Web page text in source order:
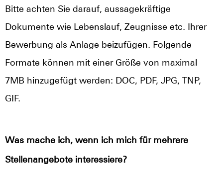
Bitte achten Sie darauf, aussagekräftige
Dokumente wie Lebenslauf, Zeugnisse etc. Ihrer
Bewerbung als Anlage beizufügen. Folgende
Formate können mit einer Größe von maximal
7MB hinzugefügt werden: DOC, PDF, JPG, TNP,
GIF.
Was mache ich, wenn ich mich für mehrere
Stellenangebote interessiere?